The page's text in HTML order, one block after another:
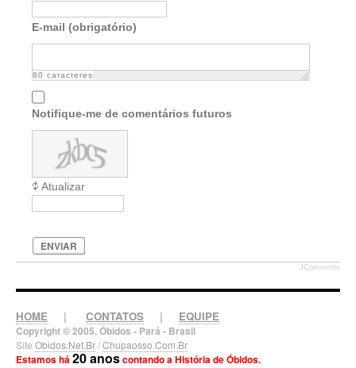
E-mail (obrigatório)
80 caracteres
Notifique-me de comentários futuros
Atualizar
ENVIAR
JComments
HOME | CONTATOS | EQUIPE
Copyright © 2005. Óbidos - Pará - Brasil
Site Obidos.Net.Br/Chupaosso.Com.Br
Estamos há20 anoscontando a História de Óbidos.